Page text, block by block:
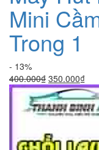
Mini
Trong 1
- 13%
400.000₫ Giá
gốc
là:
400.000₫.
350.000₫Giá
tại
là: